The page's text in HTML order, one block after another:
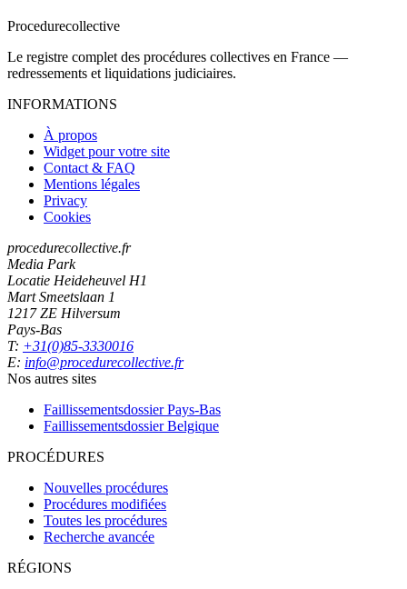
Procedurecollective
Le registre complet des procédures collectives en France —
redressements et liquidations judiciaires.
INFORMATIONS
À propos
Widget pour votre site
Contact & FAQ
Mentions légales
Privacy
Cookies
procedurecollective.fr
Media Park
Locatie Heideheuvel H1
Mart Smeetslaan 1
1217 ZE Hilversum
Pays-Bas
T: +31(0)85-3330016
E: info@procedurecollective.fr
Nos autres sites
Faillissementsdossier Pays-Bas
Faillissementsdossier Belgique
PROCÉDURES
Nouvelles procédures
Procédures modifiées
Toutes les procédures
Recherche avancée
RÉGIONS